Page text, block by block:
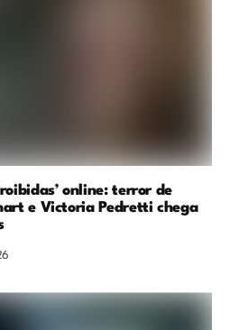
online: terror de
e Victoria Pedretti chega